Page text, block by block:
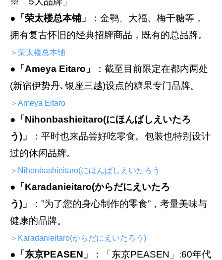
●「荣太楼总本铺」
：金鹗、大福、梅干糖等，
拥有复古怀旧的经典招牌商品，既有的总品牌。
＞荣太楼总本铺
● 「Ameya Eitaro」
：截至目前限定在都内两处
(新宿伊势丹､银座三越)设点的糖果专门品牌。
＞Ameya Eitaro
● 「Nihonbashieitaro(にほんばしえいたろ
う)」
：平时也来品尝好吃零食。包装也特别设计
过的休闲品牌。
＞Nihonbashieitaro(にほんばしえいたろう
● 「Karadanieitaro(からだにえいたろ
う)」
：”为了您的身心制作的零食”，考量美味与
健康的品牌。
＞Karadanieitaro(からだにえいたろう)
● 「东京PEASEN」
：「东京PEASEN」:60年代